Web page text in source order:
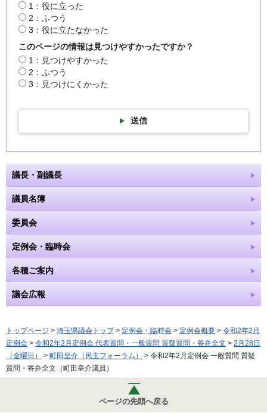
1：役に立った
2：ふつう
3：役に立たなかった
このページの情報は見つけやすかったですか？
1：見つけやすかった
2：ふつう
3：見つけにくかった
送信
議長・副議長
議員名簿
委員会
定例会・臨時会
各種ご案内
議会広報
トップページ > 埼玉県議会トップ> 定例会・臨時会 > 定例会概要 > 令和2年2月
定例会 > 令和2年2月定例会 代表質問・一般質問 質疑質問・答弁全文 > 2月28日
（金曜日）
> 町田皇介（民主フォーラム）
> 令和2年2月定例会 一般質問 質疑
質問・答弁全文（町田皇介議員）
ページの先頭へ戻る